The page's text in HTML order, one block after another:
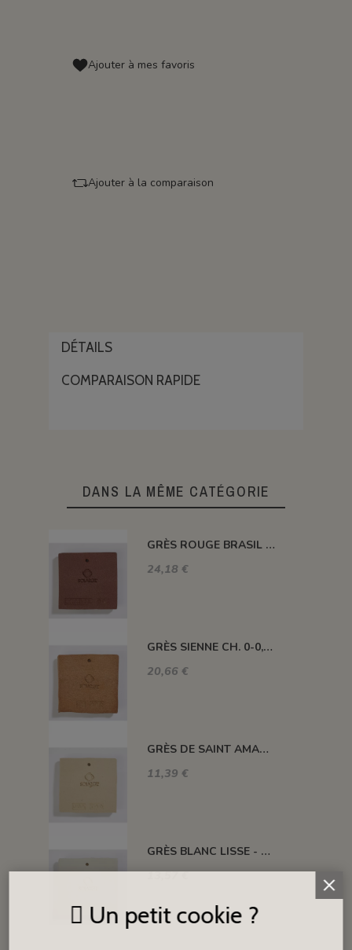
Ajouter à mes favoris
Ajouter à la comparaison
DÉTAILS
COMPARAISON RAPIDE
DANS LA MÊME CATÉGORIE
GRÈS ROUGE BRASIL CH. 0-0,2 - BRASIL002 - 12,5 kg
24,18 €
GRÈS SIENNE CH. 0-0,2 - GM002 - 12,5 kg
20,66 €
GRÈS DE SAINT AMAND LISSE - GSA - 10 kg
11,39 €
GRÈS BLANC LISSE - GB8 - 10 kg
13,57 €
Un petit cookie ?